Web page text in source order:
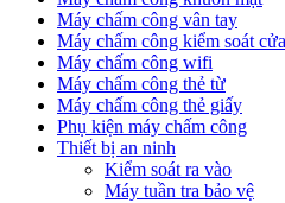
Máy chấm công vân tay
Máy chấm công kiểm soát cửa
Máy chấm công wifi
Máy chấm công thẻ từ
Máy chấm công thẻ giấy
Phụ kiện máy chấm công
Thiết bị an ninh
Kiểm soát ra vào
Máy tuần tra bảo vệ